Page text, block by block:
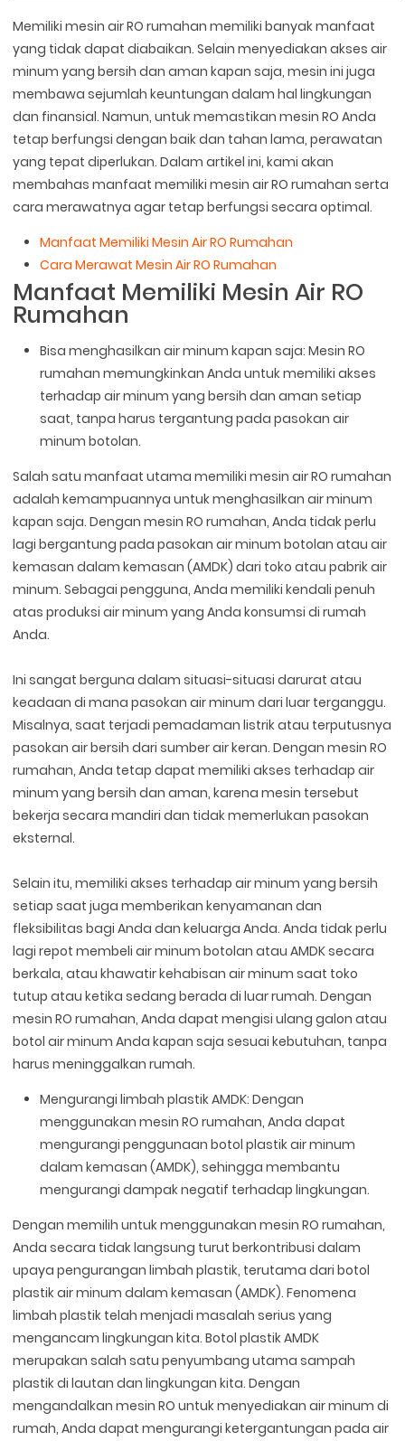
Memiliki mesin air RO rumahan memiliki banyak manfaat
yang tidak dapat diabaikan. Selain menyediakan akses air
minum yang bersih dan aman kapan saja, mesin ini juga
membawa sejumlah keuntungan dalam hal lingkungan
dan finansial. Namun, untuk memastikan mesin RO Anda
tetap berfungsi dengan baik dan tahan lama, perawatan
yang tepat diperlukan. Dalam artikel ini, kami akan
membahas manfaat memiliki mesin air RO rumahan serta
cara merawatnya agar tetap berfungsi secara optimal.
Manfaat Memiliki Mesin Air RO Rumahan
Cara Merawat Mesin Air RO Rumahan
Manfaat Memiliki Mesin Air RO
Rumahan
Bisa menghasilkan air minum kapan saja: Mesin RO
rumahan memungkinkan Anda untuk memiliki akses
terhadap air minum yang bersih dan aman setiap
saat, tanpa harus tergantung pada pasokan air
minum botolan.
Salah satu manfaat utama memiliki mesin air RO rumahan
adalah kemampuannya untuk menghasilkan air minum
kapan saja. Dengan mesin RO rumahan, Anda tidak perlu
lagi bergantung pada pasokan air minum botolan atau air
kemasan dalam kemasan (AMDK) dari toko atau pabrik air
minum. Sebagai pengguna, Anda memiliki kendali penuh
atas produksi air minum yang Anda konsumsi di rumah
Anda.
Ini sangat berguna dalam situasi-situasi darurat atau
keadaan di mana pasokan air minum dari luar terganggu.
Misalnya, saat terjadi pemadaman listrik atau terputusnya
pasokan air bersih dari sumber air keran. Dengan mesin RO
rumahan, Anda tetap dapat memiliki akses terhadap air
minum yang bersih dan aman, karena mesin tersebut
bekerja secara mandiri dan tidak memerlukan pasokan
eksternal.
Selain itu, memiliki akses terhadap air minum yang bersih
setiap saat juga memberikan kenyamanan dan
fleksibilitas bagi Anda dan keluarga Anda. Anda tidak perlu
lagi repot membeli air minum botolan atau AMDK secara
berkala, atau khawatir kehabisan air minum saat toko
tutup atau ketika sedang berada di luar rumah. Dengan
mesin RO rumahan, Anda dapat mengisi ulang galon atau
botol air minum Anda kapan saja sesuai kebutuhan, tanpa
harus meninggalkan rumah.
Mengurangi limbah plastik AMDK: Dengan
menggunakan mesin RO rumahan, Anda dapat
mengurangi penggunaan botol plastik air minum
dalam kemasan (AMDK), sehingga membantu
mengurangi dampak negatif terhadap lingkungan.
Dengan memilih untuk menggunakan mesin RO rumahan,
Anda secara tidak langsung turut berkontribusi dalam
upaya pengurangan limbah plastik, terutama dari botol
plastik air minum dalam kemasan (AMDK). Fenomena
limbah plastik telah menjadi masalah serius yang
mengancam lingkungan kita. Botol plastik AMDK
merupakan salah satu penyumbang utama sampah
plastik di lautan dan lingkungan kita. Dengan
mengandalkan mesin RO untuk menyediakan air minum di
rumah, Anda dapat mengurangi ketergantungan pada air